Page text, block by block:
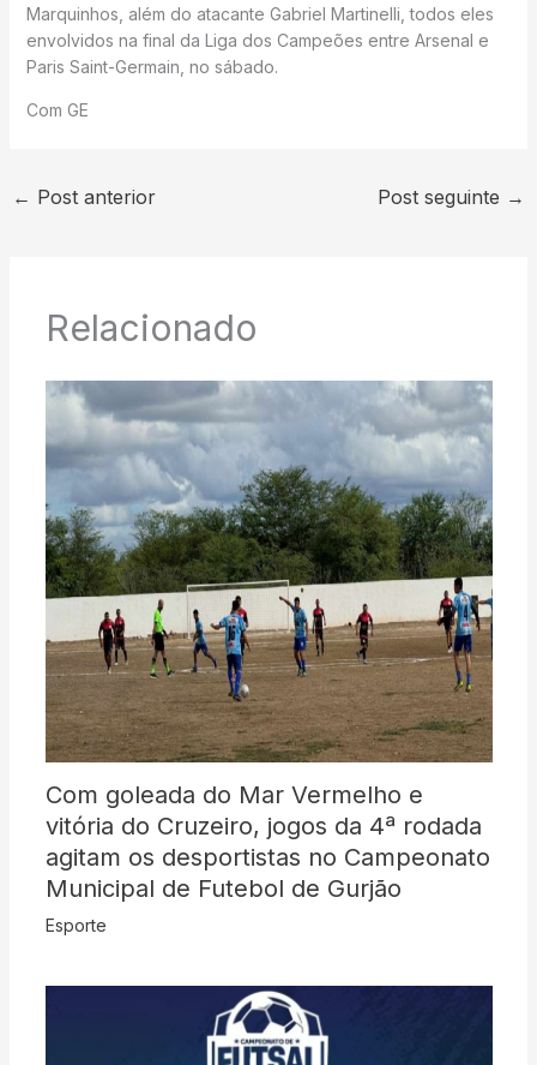
Marquinhos, além do atacante Gabriel Martinelli, todos eles
envolvidos na final da Liga dos Campeões entre Arsenal e
Paris Saint-Germain, no sábado.
Com GE
← Post anterior Post seguinte →
Relacionado
Com goleada do Mar Vermelho e
vitória do Cruzeiro, jogos da 4ª rodada
agitam os desportistas no Campeonato
Municipal de Futebol de Gurjão
Esporte